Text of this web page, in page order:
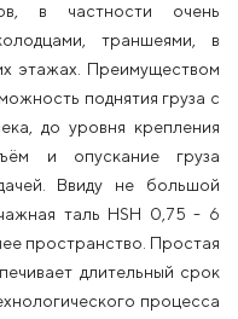
в частности очень
траншеями, в
этажах. Преимуществом
поднятия груза с
до уровня крепления
и опускание груза
Ввиду не большой
таль HSH 0,75 - 6
пространство. Простая
длительный срок
процесса